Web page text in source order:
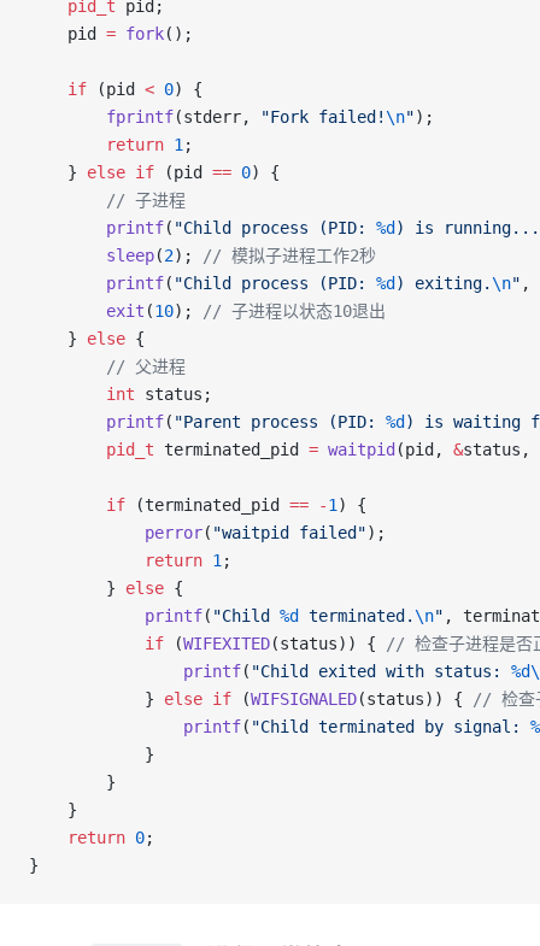
    pid_t
pid;
    pid
= fork();
    if
(pid < 0) {
        fprintf
(stderr, "Fork failed!\n");
        return
1 ;
    }
else if (pid == 0) {
        // 子进程
        printf
( "Child process (PID: %d ) is running...
        sleep
(2);
// 模拟子进程工作2秒
        printf
( "Child process (PID: %d ) exiting.\n" ,
        exit
(10);
// 子进程以状态10退出
    }
else {
        // 父进程
        int
status;
        printf
( "Parent process (PID: %d ) is waiting
        pid_t
terminated_pid = waitpid (pid, &status,
        if
(terminated_pid == -1 ) {
            perror
( "waitpid failed");
            return
1 ;
        }
else {
            printf
( "Child %d terminated.\n" ,
            if
(WIFEXITED(status)) { // 检查子进程是否
                printf
( "Child exited with status:
            }
else if (WIFSIGNALED(status)) { // 检查
                printf
( "Child terminated by signal:
            }
        }
    }
    return
0;
}